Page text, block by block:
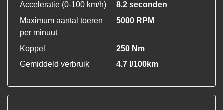
Acceleratie (0-100 km/h)
8.2 seconden
Maximum aantal toeren
per minuut
5000 RPM
Koppel
250 Nm
Gemiddeld verbruik
4.7 l/100km